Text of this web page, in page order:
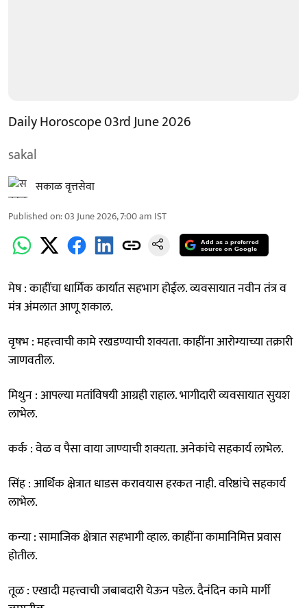
Daily Horoscope 03rd June 2026
sakal
सकाळ वृत्तसेवा
Published on:03 June 2026, 7:00 am IST
Add as a preferred
source on Google
मेष : काहींचा धार्मिक कार्यात सहभाग होईल. व्यवसायात नवीन तंत्र व
मंत्र अंमलात आणू शकाल.
वृषभ : महत्त्वाची कामे रखडण्याची शक्यता. काहींना आरोग्याच्या तक्रारी
जाणवतील.
मिथुन : आपल्या मतांविषयी आग्रही राहाल. भागीदारी व्यवसायात सुयश
लाभेल.
कर्क : वेळ व पैसा वाया जाण्याची शक्यता. अनेकांचे सहकार्य लाभेल.
सिंह : आर्थिक क्षेत्रात धाडस करावयास हरकत नाही. वरिष्ठांचे सहकार्य
लाभेल.
कन्या : सामाजिक क्षेत्रात सहभागी व्हाल. काहींना कामानिमित्त प्रवास
होतील.
तूळ : एखादी महत्त्वाची जबाबदारी येऊन पडेल. दैनंदिन कामे मार्गी